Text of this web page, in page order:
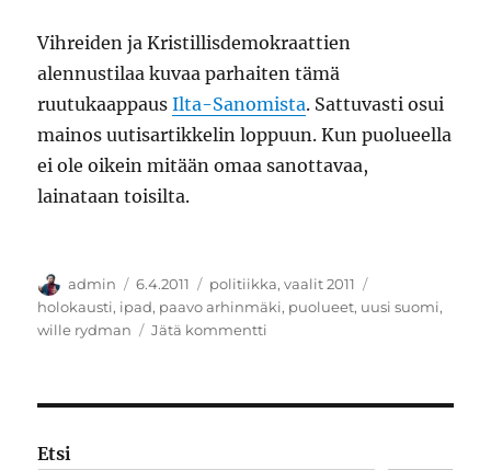
Vihreiden ja Kristillisdemokraattien
alennustilaa kuvaa parhaiten tämä
ruutukaappausIlta-Sanomista. Sattuvasti osui
mainos uutisartikkelin loppuun. Kun puolueella
ei ole oikein mitään omaa sanottavaa,
lainataan toisilta.
Kirjoittaja
admin Julkaistu
6.4.2011 Kategoriat
politiikka,vaalit 2011
holokausti, ipad, paavo arhinmäki, puolueet, uusi suomi,
wille rydman
Jätä kommentti
Etsi